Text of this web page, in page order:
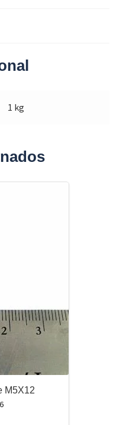
1 kg
M5X12